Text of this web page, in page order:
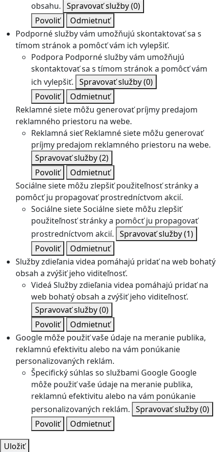
obsahu. Spravovať služby(0)
Povoliť
Odmietnuť
Podporné služby vám umožňujú skontaktovať sa s
tímom stránok a pomôcť vám ich vylepšiť.
Podpora Podporné služby vám umožňujú
skontaktovať sa s tímom stránok a pomôcť vám
ich vylepšiť. Spravovať služby(0)
Povoliť
Odmietnuť
Reklamné siete môžu generovať príjmy predajom
reklamného priestoru na webe.
Reklamná sieť Reklamné siete môžu generovať
príjmy predajom reklamného priestoru na webe.
Spravovať služby(2)
Povoliť
Odmietnuť
Sociálne siete môžu zlepšiť použiteľnosť stránky a
pomôcť ju propagovať prostredníctvom akcií.
Sociálne sieteSociálne siete môžu zlepšiť
použiteľnosť stránky a pomôcť ju propagovať
prostredníctvom akcií. Spravovať služby(1)
Povoliť
Odmietnuť
Služby zdieľania videa pomáhajú pridať na web bohatý
obsah a zvýšiť jeho viditeľnosť.
Videá Služby zdieľania videa pomáhajú pridať na
web bohatý obsah a zvýšiť jeho viditeľnosť.
Spravovať služby(0)
Povoliť
Odmietnuť
Google môže použiť vaše údaje na meranie publika,
reklamnú efektivitu alebo na vám ponúkanie
personalizovaných reklám.
Špecifický súhlas so službami Google Google
môže použiť vaše údaje na meranie publika,
reklamnú efektivitu alebo na vám ponúkanie
personalizovaných reklám. Spravovať služby(0)
Povoliť
Odmietnuť
Uložiť